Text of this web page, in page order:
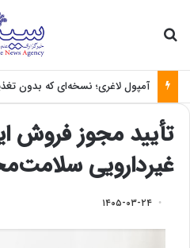
آمپول لاغری؛ نسخه‌ای که بدون
تأیید مجوز فروش
غیردارویی
۱۴۰۵-۰۳-۲۴